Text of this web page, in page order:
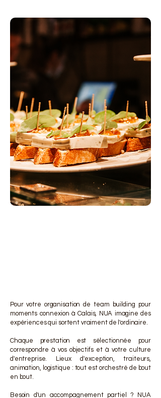
Pour votre organisation de team building pour
moments connexion à Calais, NUA imagine des
expériences qui sortent vraiment de l'ordinaire.
Chaque prestation est sélectionnée pour
correspondre à vos objectifs et à votre culture
d'entreprise. Lieux d'exception, traiteurs,
animation, logistique : tout est orchestré de bout
en bout.
Besoin d'un accompagnement partiel ? NUA